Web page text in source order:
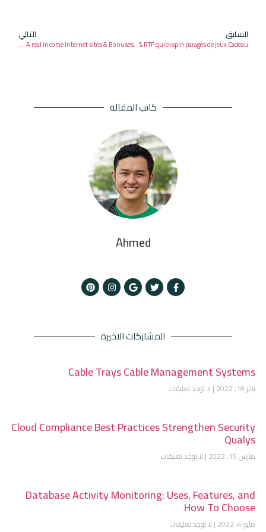
السابق
Steam Tower Slot Review 97% RTP quickspin parages de jeux Cadeau
التالي
Better Online casinos within the 2025: A real income Internet sites & Bonuses
كاتب المقالة
Ahmed
المشاركات الاخيرة
Cable Trays Cable Management Systems
يناير 18, 2022 لا توجد تعليقات
Cloud Compliance Best Practices Strengthen Security
Qualys
مارس 15, 2022 لا توجد تعليقات
Database Activity Monitoring: Uses, Features, and
How To Choose
مايو 4, 2022 لا توجد تعليقات